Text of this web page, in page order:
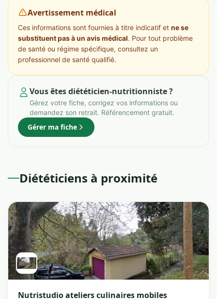
Avertissement médical
Ces informations sont fournies à titre indicatif et ne se
substituent pas à un avis médical. Pour tout problème
de santé ou régime spécifique, consultez un
professionnel de santé qualifié.
Vous êtes diététicien-nutritionniste ?
Gérez votre fiche, corrigez vos informations ou
demandez son retrait. Référencement gratuit.
Gérer ma fiche
Diététiciens à proximité
Nutristudio ateliers culinaires mobiles